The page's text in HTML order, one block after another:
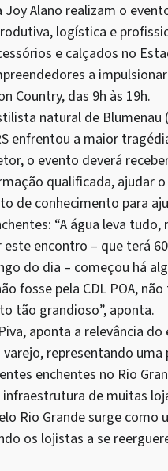
Alano realizam o
logística e
e calçados no
a
Country, das 9h às 19h.
natural de
enfrentou a maior
o evento deverá
qualificada, ajudar
de conhecimento para
“A água leva
encontro – que terá
do dia – começou há
fosse pela CDL POA,
tão grandioso”, aponta.
aponta a relevância
representando
enchentes no Rio
de muitas
Rio Grande surge
os lojistas a se